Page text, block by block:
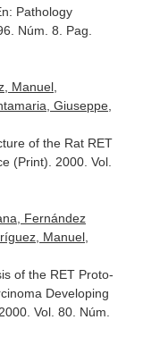
Pathology
Núm. 8. Pag.
Manuel,
Giuseppe,
of the Rat RET
(Print) . 2000. Vol.
Fernández
Manuel,
of the RET Proto-
Developing
2000. Vol. 80. Núm.